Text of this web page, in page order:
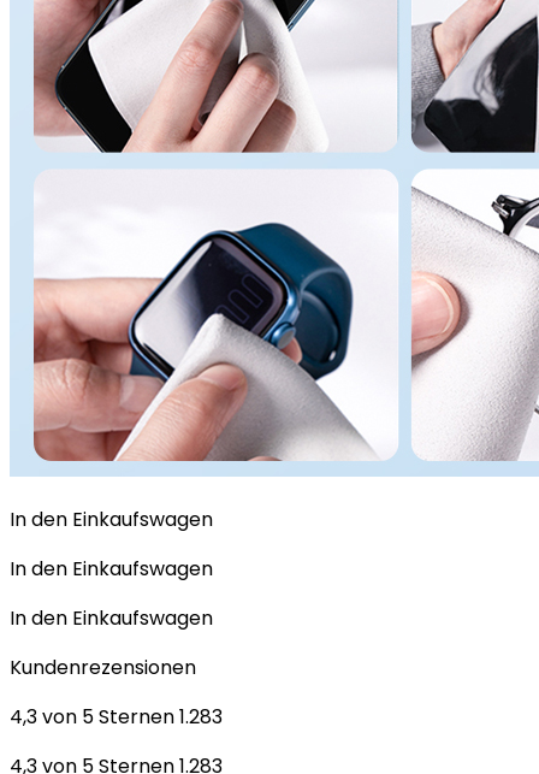
In den Einkaufswagen
In den Einkaufswagen
In den Einkaufswagen
Kundenrezensionen
4,3 von 5 Sternen 1.283
4,3 von 5 Sternen 1.283